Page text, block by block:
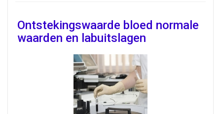
Ontstekingswaarde bloed normale
waarden en labuitslagen